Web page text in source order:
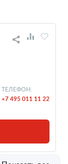
ТЕЛЕФОН:
+7 495 011 11 22